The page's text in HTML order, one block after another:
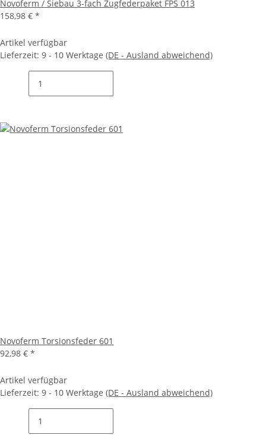
Novoferm / Siebau 3-fach Zugfederpaket FPS 013
158,98 € *
Artikel verfügbar
Lieferzeit: 9 - 10 Werktage (DE - Ausland abweichend)
Novoferm Torsionsfeder 601
92,98 € *
Artikel verfügbar
Lieferzeit: 9 - 10 Werktage (DE - Ausland abweichend)